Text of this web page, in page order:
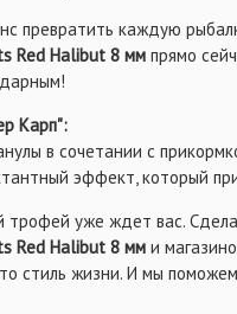
превратить каждую
Red Halibut 8 мм прямо
Карп":
в сочетании с
эффект, который
уже ждет вас.
Red Halibut 8 мм и
стиль жизни. И мы